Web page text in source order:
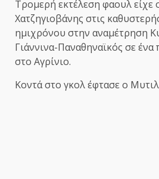
Τρομερή εκτέλεση φαουλ είχε
Χατζηγιοβάνης στις
ημιχρόνου στην αναμέτρηση
Γιάννινα-Παναθηναϊκός σε ένα
στο Αγρίνιο.
Κοντά στο γκολ έφτασε ο